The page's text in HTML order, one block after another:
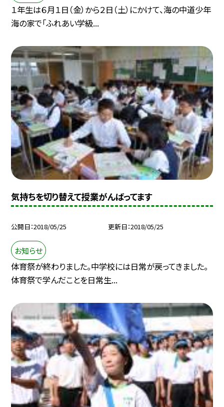
１年生は６月１日（金）から２日（土）にかけて、海の中道少年
海の家で「ふれあい学級...
気持ちを切り替えて授業がんばってます
公開日 2018/05/25 更新日 2018/05/25
お知らせ
体育祭が終わりました。中学校には日常が戻ってきました。
体育祭で学んだことを日常生...